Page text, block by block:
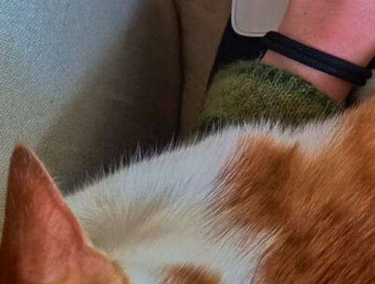
QGIS 2.14
In diesem Tutorial zeige ich euch, wie ihr im kostenlosen
Programm QGIS Daten vektorisieren könnt.
bezeichnet den Vorgang, Informationen in einem
Raum zu visualisieren und damiteine Kartierung zu
Informationen können beispielsweise Landmarken wiealte
sein, die man nach dem Georeferenzieren aus einer
Karte übertragen möchte, oder archäologische
einfach nur wichtige Markierungen in der Landschaft –
egal.